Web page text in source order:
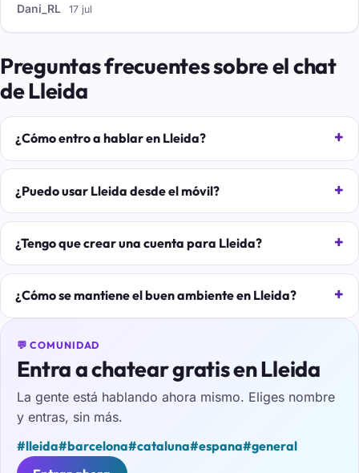
Dani_RL 17 jul
Preguntas frecuentes sobre el chat
de Lleida
¿Cómo entro a hablar en Lleida?
¿Puedo usar Lleida desde el móvil?
¿Tengo que crear una cuenta para Lleida?
¿Cómo se mantiene el buen ambiente en Lleida?
💬 COMUNIDAD
Entra a chatear gratis en Lleida
La gente está hablando ahora mismo. Eliges nombre
y entras, sin más.
#lleida#barcelona#cataluna#espana#general